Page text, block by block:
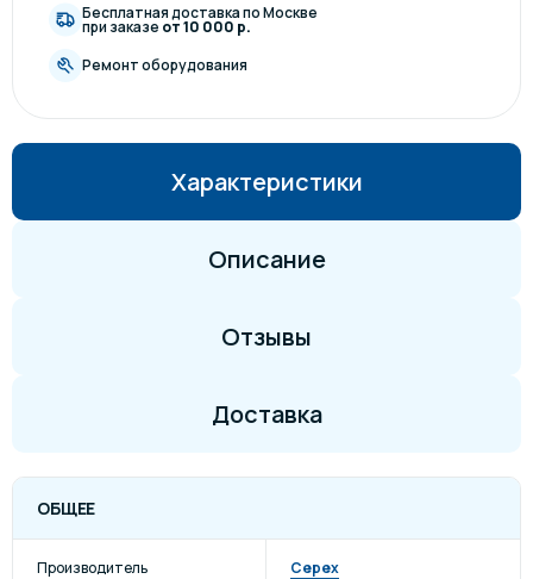
Бесплатная доставка по Москве
при заказе от 10 000 р.
Ремонт оборудования
Характеристики
Описание
Отзывы
Доставка
ОБЩЕЕ
Производитель Cepex